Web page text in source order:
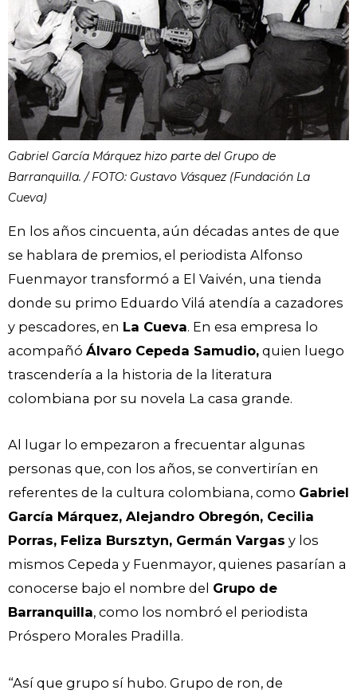
Gabriel García Márquez hizo parte del Grupo de
Barranquilla. / FOTO: Gustavo Vásquez (Fundación La
Cueva)
En los años cincuenta, aún décadas antes de que
se hablara de premios, el periodista Alfonso
Fuenmayor transformó a El Vaivén, una tienda
donde su primo Eduardo Vilá atendía a cazadores
y pescadores, en La Cueva. En esa empresa lo
acompañó Álvaro Cepeda Samudio, quien luego
trascendería a la historia de la literatura
colombiana por su novela La casa grande.
Al lugar lo empezaron a frecuentar algunas
personas que, con los años, se convertirían en
referentes de la cultura colombiana, como Gabriel
García Márquez, Alejandro Obregón, Cecilia
Porras, Feliza Bursztyn, Germán Vargas y los
mismos Cepeda y Fuenmayor, quienes pasarían a
conocerse bajo el nombre del Grupo de
Barranquilla, como los nombró el periodista
Próspero Morales Pradilla.
“Así que grupo sí hubo. Grupo de ron, de